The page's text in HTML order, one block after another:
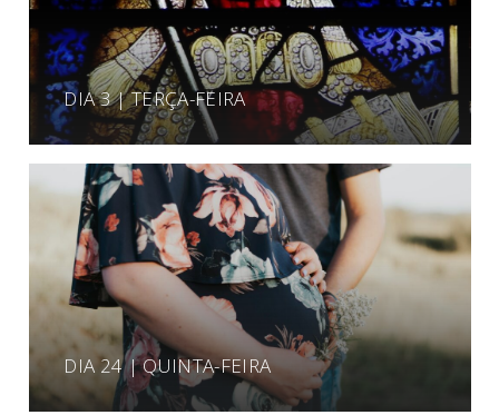
DIA 3 | TERÇA-FEIRA
DIA 24 | QUINTA-FEIRA